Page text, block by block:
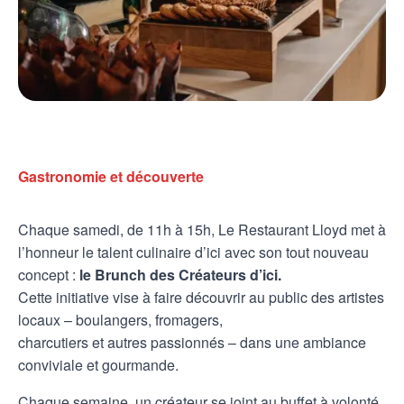
Gastronomie et découverte
Chaque samedi, de 11h à 15h, Le Restaurant Lloyd met à
l’honneur le talent culinaire d’ici avec son tout nouveau
concept : le Brunch des Créateurs d’ici.
Cette initiative vise à faire découvrir au public des artistes
locaux – boulangers, fromagers,
charcutiers et autres passionnés – dans une ambiance
conviviale et gourmande.